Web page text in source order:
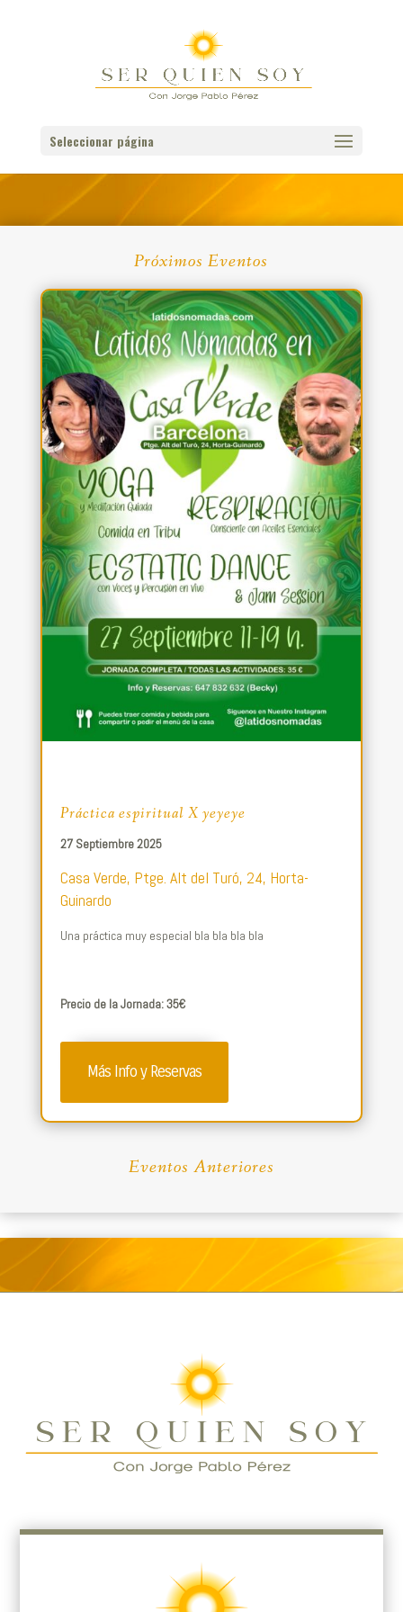
Seleccionar página
Próximos Eventos
Práctica espiritual X yeyeye
27 Septiembre 2025
Casa Verde, Ptge. Alt del Turó, 24, Horta-
Guinardo
Una práctica muy especial bla bla bla bla
Precio de la Jornada: 35€
Más Info y Reservas
Eventos Anteriores